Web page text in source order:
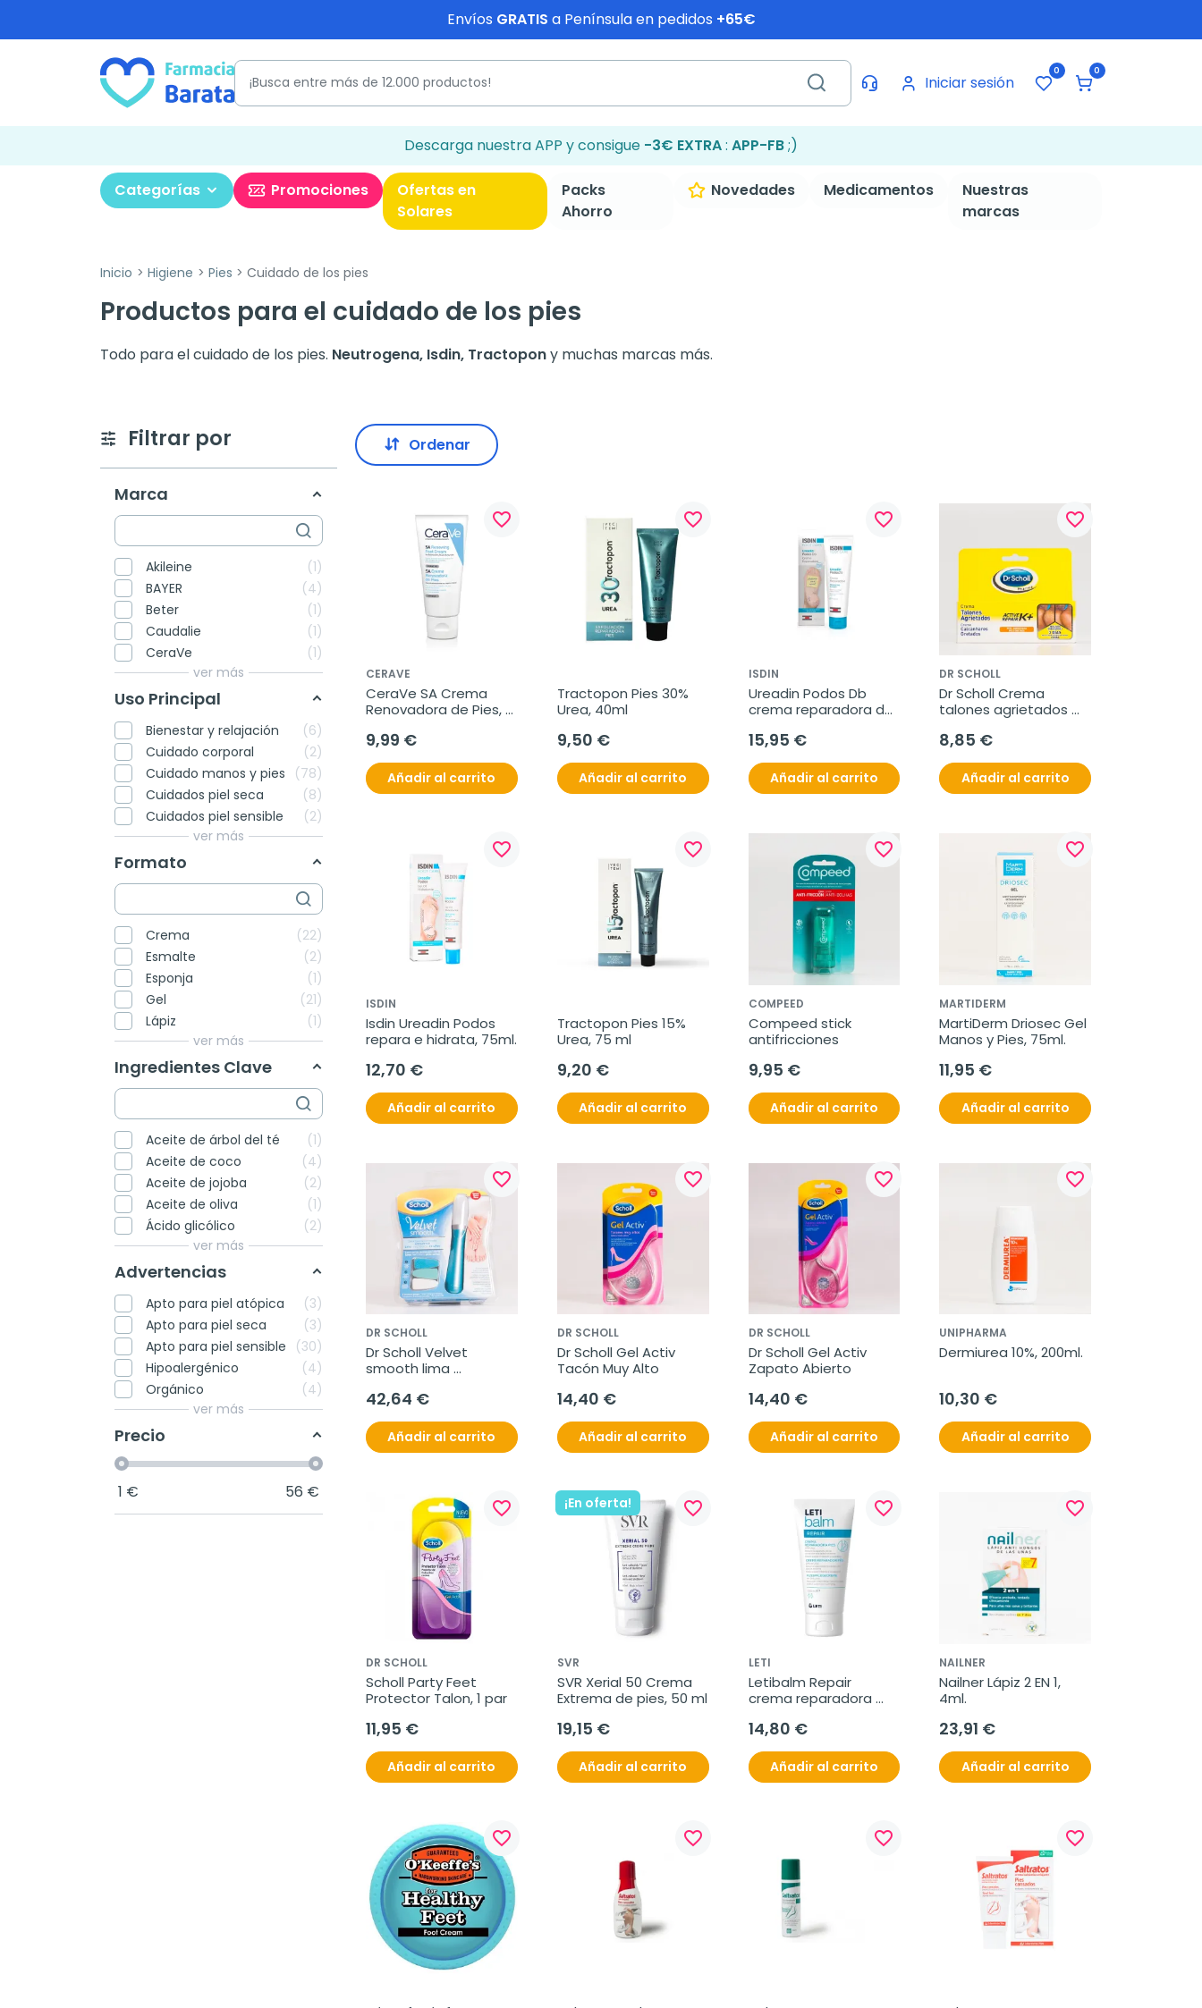
Envíos GRATIS a Península en pedidos +65€
Iniciar sesión
0 0
Descarga nuestra APP y consigue -3€ EXTRA: APP-FB;)
Categorías Promociones
Ofertas en
Solares
Packs
Ahorro
Novedades Medicamentos
Nuestras
marcas
Inicio Higiene Pies Cuidado de los pies
Productos para el cuidado de los pies
Todo para el cuidado de los pies. Neutrogena, Isdin, Tractopony muchas marcas más.
Filtrar por
Marca
Akileine
1
BAYER
4
Beter
1
Caudalie
1
CeraVe
1
ver más
Uso Principal
Bienestar y relajación
6
Cuidado corporal
2
Cuidado manos y pies
78
Cuidados piel seca
8
Cuidados piel sensible
2
ver más
Formato
Crema
22
Esmalte
2
Esponja
1
Gel
21
Lápiz
1
ver más
Ingredientes Clave
Aceite de árbol del té
1
Aceite de coco
4
Aceite de jojoba
2
Aceite de oliva
1
Ácido glicólico
2
ver más
Advertencias
Apto para piel atópica
3
Apto para piel seca
3
Apto para piel sensible
30
Hipoalergénico
4
Orgánico
4
ver más
Precio
1 € 56 €
Ordenar
favorite_border
CERAVE
CeraVe SA Crema
Renovadora de Pies,
9,99 €
Añadir al carrito
favorite_border
Tractopon Pies 30%
Urea, 40ml
9,50 €
Añadir al carrito
favorite_border
ISDIN
Ureadin Podos Db
crema reparadora de
15,95 €
Añadir al carrito
favorite_border
DR SCHOLL
Dr Scholl Crema
talones agrietados
8,85 €
Añadir al carrito
favorite_border
ISDIN
Isdin Ureadin Podos
repara e hidrata, 75ml.
12,70 €
Añadir al carrito
favorite_border
Tractopon Pies 15%
Urea, 75 ml
9,20 €
Añadir al carrito
favorite_border
COMPEED
Compeed stick
antifricciones
9,95 €
Añadir al carrito
favorite_border
MARTIDERM
MartiDerm Driosec Gel
Manos y Pies, 75ml.
11,95 €
Añadir al carrito
favorite_border
DR SCHOLL
Dr Scholl Velvet
smooth lima
42,64 €
Añadir al carrito
favorite_border
DR SCHOLL
Dr Scholl Gel Activ
14,40 €
Añadir al carrito
favorite_border
DR SCHOLL
Dr Scholl Gel Activ
Zapato Abierto
14,40 €
Añadir al carrito
favorite_border
UNIPHARMA
10,30 €
Añadir al carrito
favorite_border
DR SCHOLL
Scholl Party Feet
Protector Talon, 1 par
11,95 €
Añadir al carrito
¡En oferta! favorite_border
SVR
SVR Xerial 50 Crema
Extrema de pies, 50 ml
19,15 €
Añadir al carrito
favorite_border
LETI
Letibalm Repair
crema reparadora
14,80 €
Añadir al carrito
favorite_border
NAILNER
Nailner Lápiz 2 EN 1,
4ml.
23,91 €
Añadir al carrito
favorite_border favorite_border favorite_border favorite_border